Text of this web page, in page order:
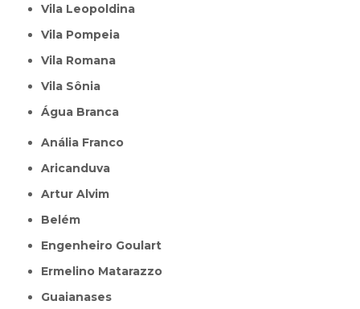
Vila Leopoldina
Vila Pompeia
Vila Romana
Vila Sônia
Água Branca
Anália Franco
Aricanduva
Artur Alvim
Belém
Engenheiro Goulart
Ermelino Matarazzo
Guaianases